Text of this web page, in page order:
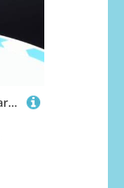
Overdrive-Racing Zaun für Carrera Hybrid Sturmkind - 1,75m / 6,30m / 12,20m - Leitplanken Fangzaun Bande Kurven Gerade Begrenzung, Farbe:Schwarz, Länge:1.75 Meter